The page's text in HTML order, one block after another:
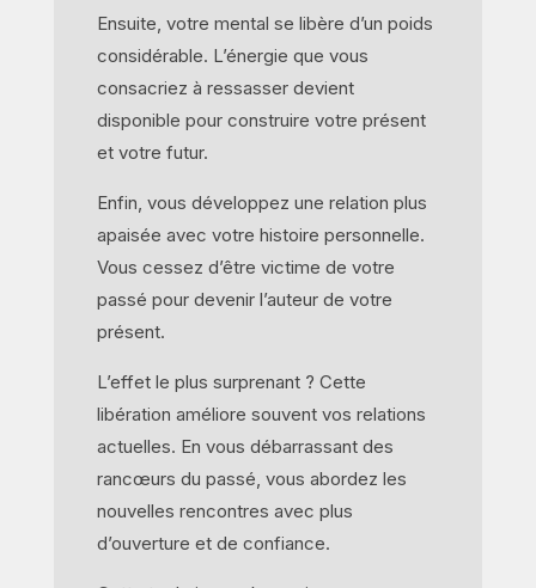
Ensuite, votre mental se libère d’un poids
considérable. L’énergie que vous
consacriez à ressasser devient
disponible pour construire votre présent
et votre futur.
Enfin, vous développez une relation plus
apaisée avec votre histoire personnelle.
Vous cessez d’être victime de votre
passé pour devenir l’auteur de votre
présent.
L’effet le plus surprenant ? Cette
libération améliore souvent vos relations
actuelles. En vous débarrassant des
rancœurs du passé, vous abordez les
nouvelles rencontres avec plus
d’ouverture et de confiance.